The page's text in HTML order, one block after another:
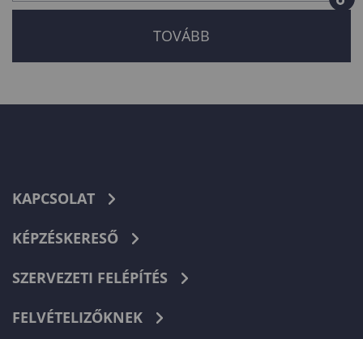
KAPCSOLAT
KÉPZÉSKERESŐ
SZERVEZETI FELÉPÍTÉS
FELVÉTELIZŐKNEK